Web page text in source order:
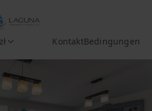
KontaktBedingungen